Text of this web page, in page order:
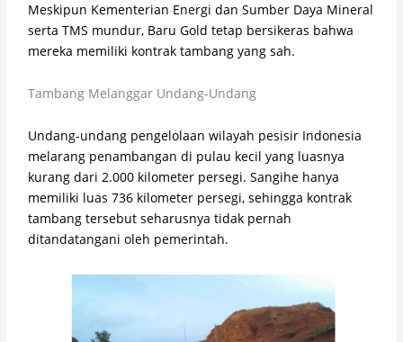
Meskipun Kementerian Energi dan Sumber Daya Mineral
serta TMS mundur, Baru Gold tetap bersikeras bahwa
mereka memiliki kontrak tambang yang sah.
Tambang Melanggar Undang-Undang
Undang-undang pengelolaan wilayah pesisir Indonesia
melarang penambangan di pulau kecil yang luasnya
kurang dari 2.000 kilometer persegi. Sangihe hanya
memiliki luas 736 kilometer persegi, sehingga kontrak
tambang tersebut seharusnya tidak pernah
ditandatangani oleh pemerintah.